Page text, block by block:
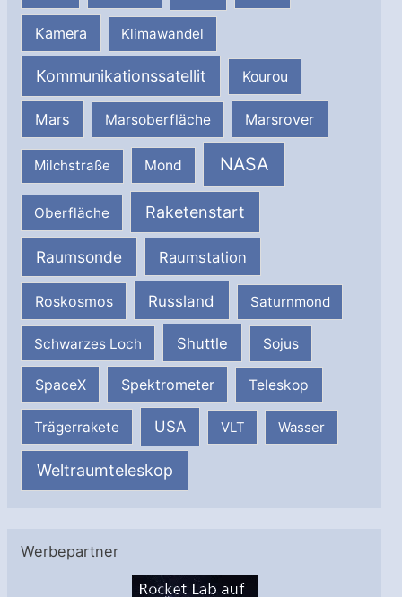
Kamera Klimawandel
Kommunikationssatellit Kourou
Mars Marsoberfläche Marsrover
Milchstraße Mond NASA
Oberfläche Raketenstart
Raumsonde Raumstation
Roskosmos Russland Saturnmond
Schwarzes Loch Shuttle Sojus
SpaceX Spektrometer Teleskop
Trägerrakete USA VLT Wasser
Weltraumteleskop
Werbepartner